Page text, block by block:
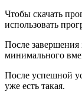
Чтобы скачать
использовать
После завершения
минимального
После успешной
уже есть такая.